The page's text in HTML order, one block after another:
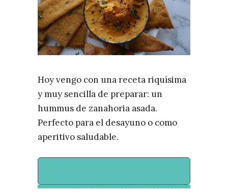
ÚNETE A LA NEWSLETTER
RECOMENDACIONES
Hoy vengo con una receta riquísima
y muy sencilla de preparar: un
hummus de zanahoria asada.
Perfecto para el desayuno o como
aperitivo saludable.